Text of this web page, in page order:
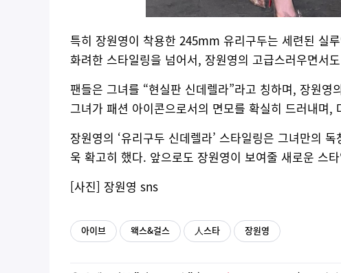
특히 장원영이 착용한 245mm 유리구두는 세련된 실
화려한 스타일링을 넘어서, 장원영의 고급스러우면서
팬들은 그녀를 “현실판 신데렐라”라고 칭하며, 장원
그녀가 패션 아이콘으로서의 면모를 확실히 드러내며,
장원영의 ‘유리구두 신데렐라’ 스타일링은 그녀만의
욱 확고히 했다. 앞으로도 장원영이 보여줄 새로운 스
[사진] 장원영 sns
아이브 왝스&걸스 人스타 장원영